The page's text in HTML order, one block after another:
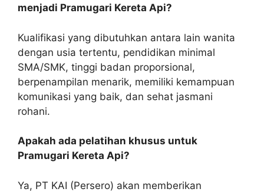
menjadi Pramugari Kereta Api?
Kualifikasi yang dibutuhkan antara lain wanita
dengan usia tertentu, pendidikan minimal
SMA/SMK, tinggi badan proporsional,
berpenampilan menarik, memiliki kemampuan
komunikasi yang baik, dan sehat jasmani
rohani.
Apakah ada pelatihan khusus untuk
Pramugari Kereta Api?
Ya, PT KAI (Persero) akan memberikan